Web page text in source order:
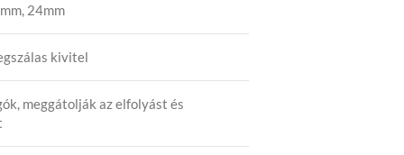
24mm
kivitel
meggátolják az elfolyást és